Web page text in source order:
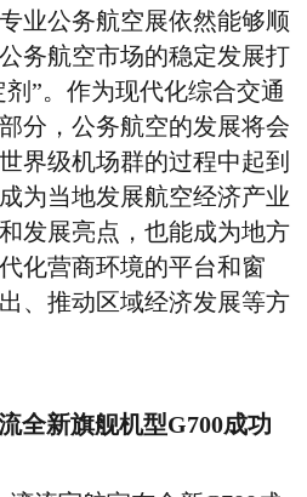
业公务航空展依然能够顺
务航空市场的稳定发展打
”。作为现代化综合交通
分，公务航空的发展将会
界级机场群的过程中起到
为当地发展航空经济产业
发展亮点，也能成为地方
化营商环境的平台和窗
、推动区域经济发展等方
全新旗舰机型G700成功